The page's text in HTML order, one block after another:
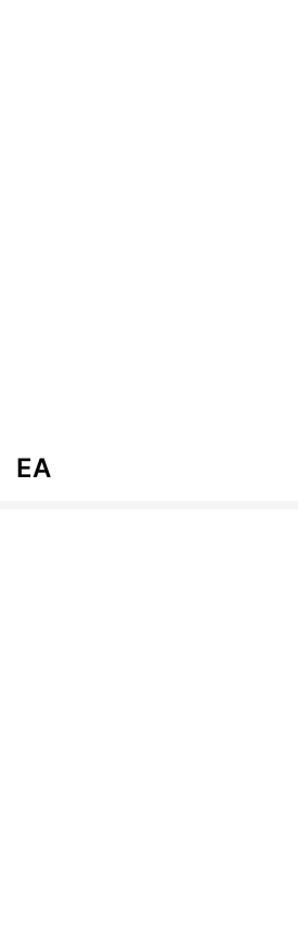
EA